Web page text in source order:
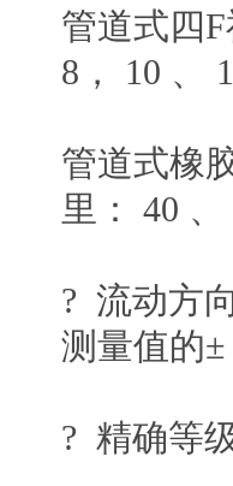
管道式四F
8 ， 10 、
管道式橡
里： 40 、
? 流动方
测量值的
? 精确等